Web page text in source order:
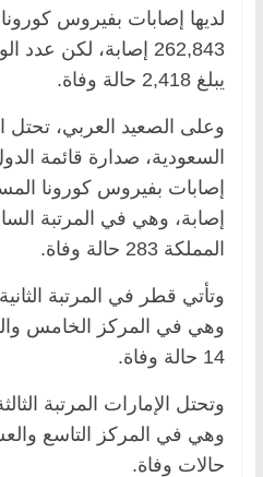
لديها إصابات بفيروس
262,843 إصابة، لكن
يبلغ 2,418 حالة وفاة.
وعلى الصعيد العربي، تحتل
السعودية، صدارة قائمة
إصابة، وهي في المرتبة
المملكة 283 حالة وفاة.
وهي في المركز الخامس
14 حالة وفاة.
حالات وفاة.